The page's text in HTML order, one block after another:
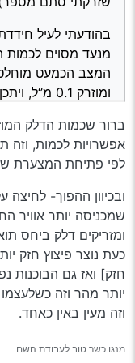
לומר עליו
האוטומטית
רכב ידני
למעשה אין
יחסית
וכבר
שלישית
עולה מן
אך אף אחת
אף נמכרת
מוניטין,
אשמח
את הכתבה
בהודעתי לעיל
מנעד מסוים לכמות
המצב הכמעט מוחלט
ומוזרק 0.1 מ’‘ל, ויתכן ומוזרק 2 מ’'ל דלק לכל פעימת בוכנה.
ברור שכמות הדלק
אפשרויות לכמות, וזה
לפי פתיחת המצערת
ובכיוון ההפוך-
שמכניסה יותר אוויר
ומזריקים דלק ביחס
כעת נוצר פיצוץ חזק
חזק] ואז גם הבוכנות
יותר מהר וזה
וזה מעין באין כאחד.
מנגו כשר טוב לעבודת השם